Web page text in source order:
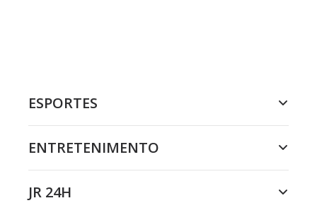
ESPORTES
ENTRETENIMENTO
JR 24H